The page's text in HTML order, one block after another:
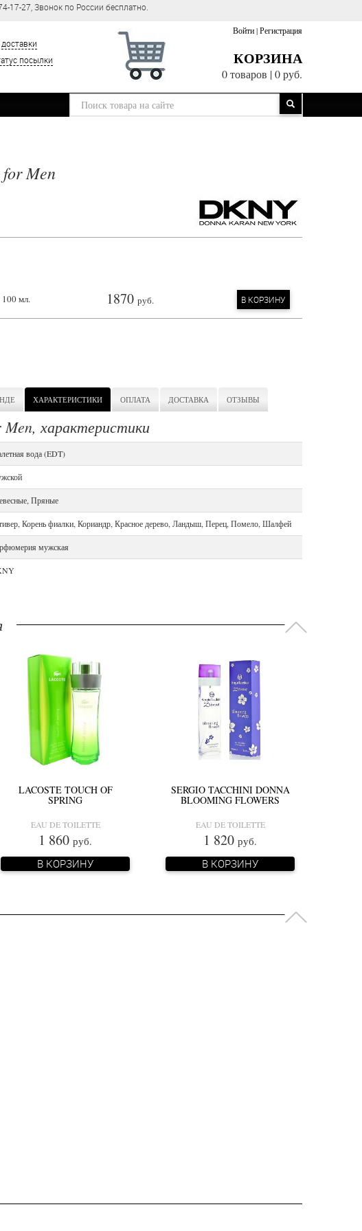
27, Звонок по России бесплатно.
посылки
Войти|Регистрация
КОРЗИНА
0 товаров |0 руб.
Men
100 мл. 1870 руб. В КОРЗИНУ
ХАРАКТЕРИСТИКИ ОПЛАТА ДОСТАВКА ОТЗЫВЫ
характеристики
вода (EDT)
Пряные
Корень фиалки, Кориандр, Красное дерево, Ландыш, Перец, Помело, Шалфей
мужская
LACOSTE TOUCH OF
SPRING
EAU DE TOILETTE
1 860 руб.
В КОРЗИНУ
SERGIO TACCHINI DONNA
BLOOMING FLOWERS
EAU DE TOILETTE
1 820 руб.
В КОРЗИНУ